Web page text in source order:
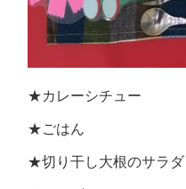
★カレーシチュー
★ごはん
★切り干し大根のサラダ